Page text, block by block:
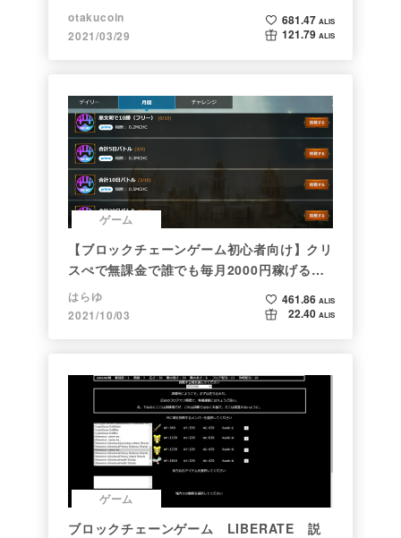
ト】
otakucoin
2021/03/29
681.47 ALIS
121.79 ALIS
ゲーム
【ブロックチェーンゲーム初心者向け】クリ
スぺで無課金で誰でも毎月2000円稼げる時
代がきた
はらゆ
2021/10/03
461.86 ALIS
22.40 ALIS
ゲーム
ブロックチェーンゲーム LIBERATE 説